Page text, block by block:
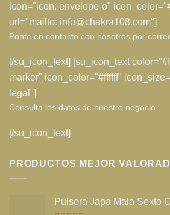
icon="icon: envelope-o"
url="mailto: info@chakra108.com"]
Ponte en contacto con nosotros por
[/su_icon_text] [su_icon_text
marker" icon_color="#ffffff"
legal"]
Consulta los datos de nuestro negocio
[/su_icon_text]
PRODUCTOS MEJOR
Pulsera Japa Mala Sexto